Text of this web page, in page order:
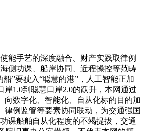
能手艺的深度融合、财产实践取律例
侧功课、船岸协同、近程操控等范畴
”要驶入“聪慧的港”，人工智能正加
1.0到聪慧口岸2.0的跃升，本网通过
向数字化、智能化、自从化标的目的加
例监管等要素协同联动，为交通强国
课船舶自从化程度的不竭提拔，交通